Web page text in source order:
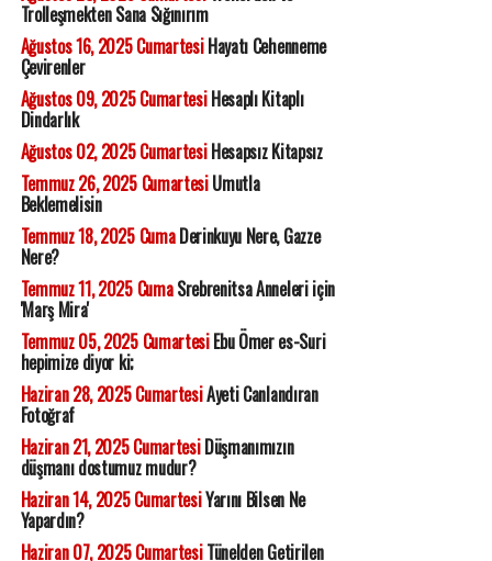
Trolleşmekten Sana Sığınırım
Ağustos 16, 2025 CumartesiHayatı Cehenneme
Çevirenler
Ağustos 09, 2025 CumartesiHesaplı Kitaplı
Dindarlık
Ağustos 02, 2025 CumartesiHesapsız Kitapsız
Temmuz 26, 2025 CumartesiUmutla
Beklemelisin
Temmuz 18, 2025 CumaDerinkuyu Nere, Gazze
Nere?
Temmuz 11, 2025 CumaSrebrenitsa Anneleri için
'Marş Mira'
Temmuz 05, 2025 CumartesiEbu Ömer es-Suri
hepimize diyor ki;
Haziran 28, 2025 CumartesiAyeti Canlandıran
Fotoğraf
Haziran 21, 2025 CumartesiDüşmanımızın
düşmanı dostumuz mudur?
Haziran 14, 2025 CumartesiYarını Bilsen Ne
Yapardın?
Haziran 07, 2025 CumartesiTünelden Getirilen